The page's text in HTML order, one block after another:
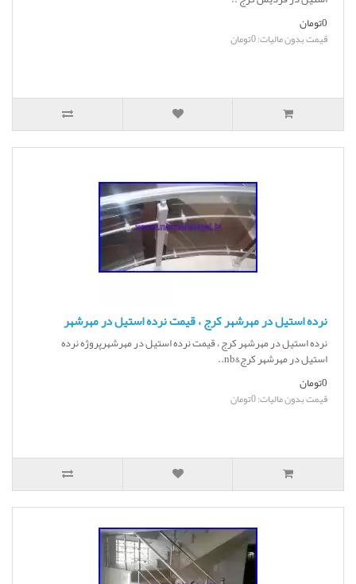
0تومان
قیمت بدون مالیات: 0تومان
نرده استیل در مهرشهر کرج ، قیمت نرده استیل در مهرشهر
نرده استیل در مهرشهر کرج ، قیمت نرده استیل در مهرشهرپروژه نرده
استیل در مهرشهر کرج&nb..
0تومان
قیمت بدون مالیات: 0تومان